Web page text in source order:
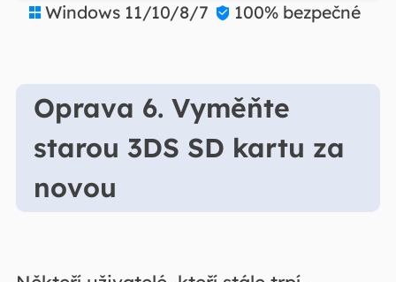
 Windows 11/10/8/7  100% bezpečné
Oprava 6. Vyměňte
starou 3DS SD kartu za
novou